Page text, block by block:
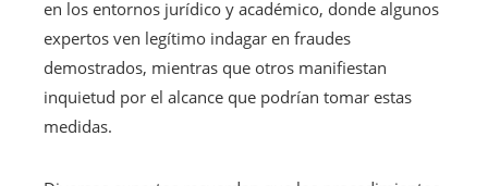
en los entornos jurídico y académico, donde algunos
expertos ven legítimo indagar en fraudes
demostrados, mientras que otros manifiestan
inquietud por el alcance que podrían tomar estas
medidas.